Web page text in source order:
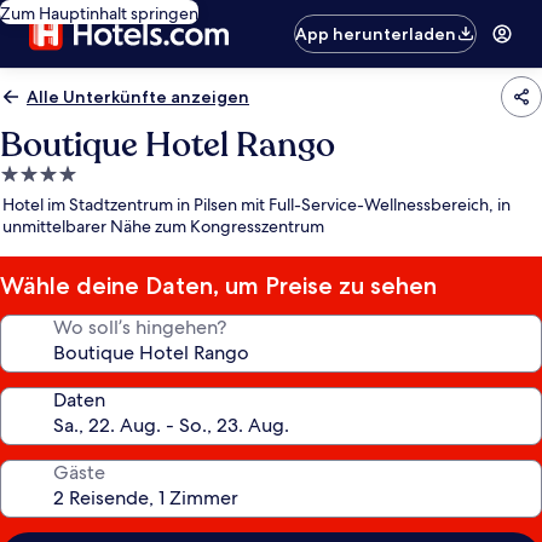
Zum Hauptinhalt springen
App herunterladen
Alle Unterkünfte anzeigen
Boutique Hotel Rango
4.0-
Sterne-
Unterkunft
Hotel im Stadtzentrum in Pilsen mit Full-Service-Wellnessbereich, in
unmittelbarer Nähe zum Kongresszentrum
Wähle deine Daten, um Preise zu sehen
Wo soll’s hingehen?
Daten
Gäste